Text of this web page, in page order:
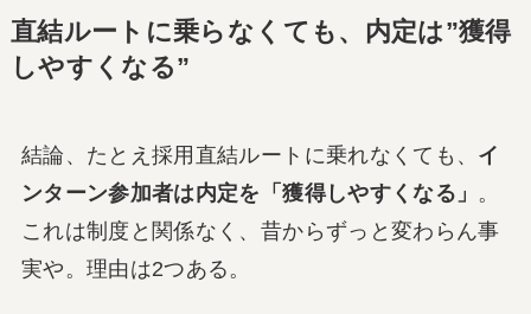
直結ルートに乗らなくても、内定は”獲得
しやすくなる”
結論、たとえ採用直結ルートに乗れなくても、 イ
ンターン参加者は内定を「獲得しやすくなる」 。
これは制度と関係なく、昔からずっと変わらん事
実や。理由は2つある。